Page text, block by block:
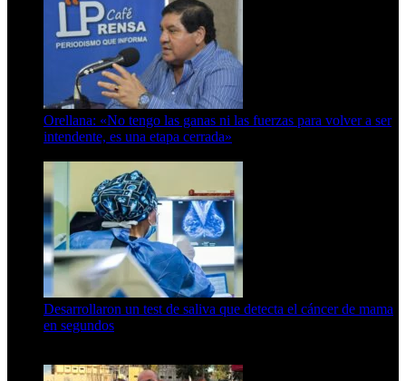
Orellana: «No tengo las ganas ni las fuerzas para volver a ser
intendente, es una etapa cerrada»
Desarrollaron un test de saliva que detecta el cáncer de mama
en segundos